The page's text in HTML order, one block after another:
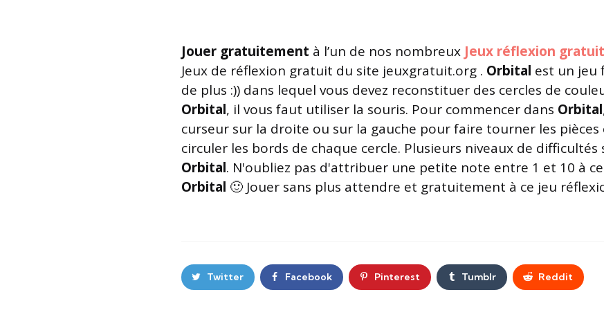
Jouer gratuitement à l’un de nos nombreux Jeux réflexion gratuit
Jeux de réflexion gratuit du site jeuxgratuit.org . Orbital est un jeu
de plus :)) dans lequel vous devez reconstituer des cercles de
Orbital, il vous faut utiliser la souris. Pour commencer dans Orbital
curseur sur la droite ou sur la gauche pour faire tourner les
circuler les bords de chaque cercle. Plusieurs niveaux de
Orbital. N'oubliez pas d'attribuer une petite note entre 1 et 10 à
Orbital 🙂 Jouer sans plus attendre et gratuitement à ce jeu
Twitter Facebook Pinterest Tumblr Reddit